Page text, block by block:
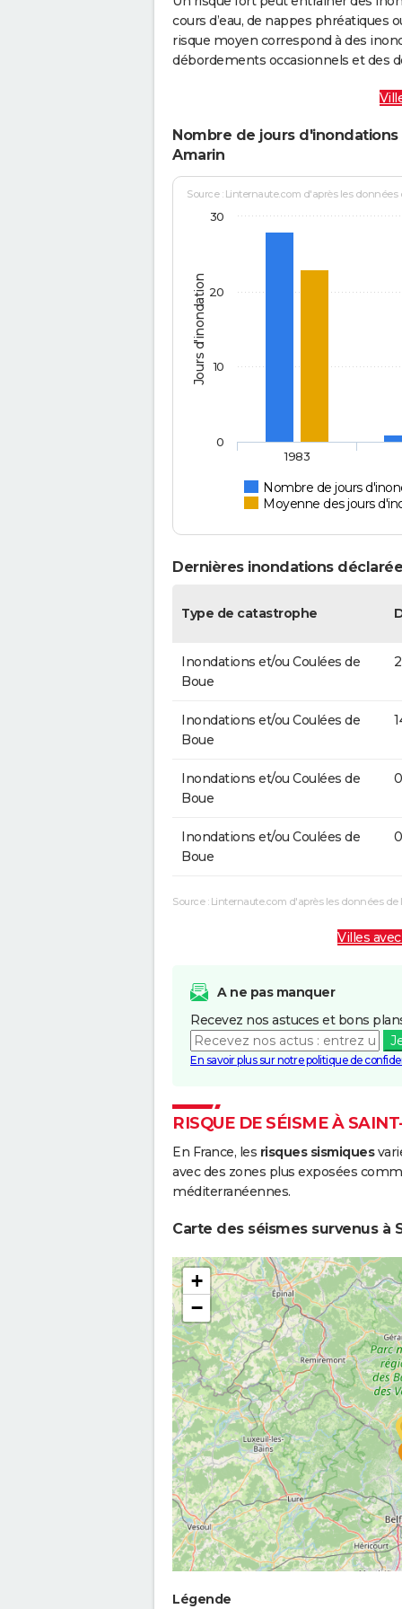
cours d’eau, de nappes phréatiques
risque moyen correspond à des
débordements occasionnels et des
Nombre de jours
Amarin
Jours d'inondation
Source : Linternaute.com d'après les données
Nombre de jours
Moyenne des jours
1983
0
10
20
30
Dernières inondations
Type de catastrophe
Inondations et/ou Coulées de
Boue
Inondations et/ou Coulées de
Boue
Inondations et/ou Coulées de
Boue
Inondations et/ou Coulées de
Boue
Source : Linternaute.com d'après les données de
Villes
A ne pas manquer
Recevez nos astuces et bons
En savoir plus sur notre politique de
RISQUE DE SÉISME À
En France, les risques sismiques
avec des zones plus exposées
méditerranéennes.
Carte des séismes survenus à
+
−
Légende